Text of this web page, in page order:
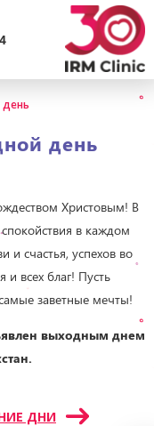
день
Христовым! В
в каждом
счастья, успехов во
и всех благ! Пусть
заветные мечты!
выходным днем
.
ДНИ